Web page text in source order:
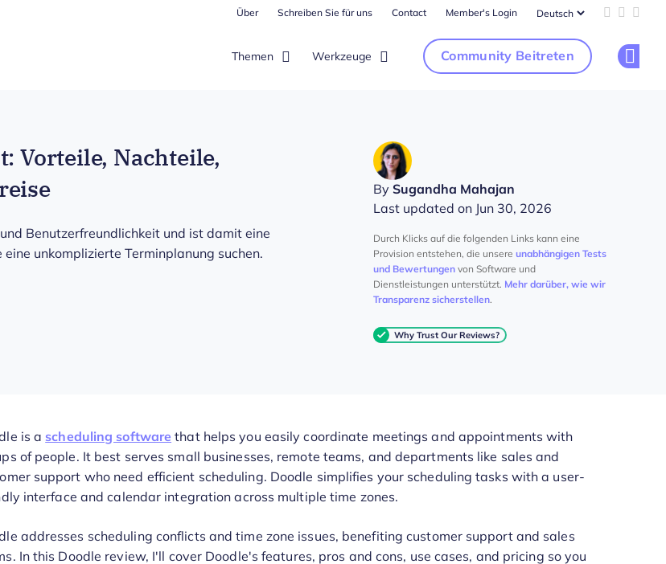
Über Schreiben Sie für uns Contact Member's Login Add us
Follow
Themen Werkzeuge Community Beitreten
Vorteile, Nachteile,
Benutzerfreundlichkeit und ist damit eine
unkomplizierte Terminplanung suchen.
By Sugandha Mahajan
Last updated on Jun 30, 2026
Durch Klicks auf die folgenden Links kann eine
Provision entstehen, die unsere unabhängigen Tests
und Bewertungen von Software und
Dienstleistungen unterstützt. Mehr darüber, wie wir
Transparenz sicherstellen.
Why Trust Our Reviews?
is a scheduling software that helps you easily coordinate meetings and appointments with
of people. It best serves small businesses, remote teams, and departments like sales and
support who need efficient scheduling. Doodle simplifies your scheduling tasks with a user-
interface and calendar integration across multiple time zones.
addresses scheduling conflicts and time zone issues, benefiting customer support and sales
In this Doodle review, I'll cover Doodle's features, pros and cons, use cases, and pricing so you